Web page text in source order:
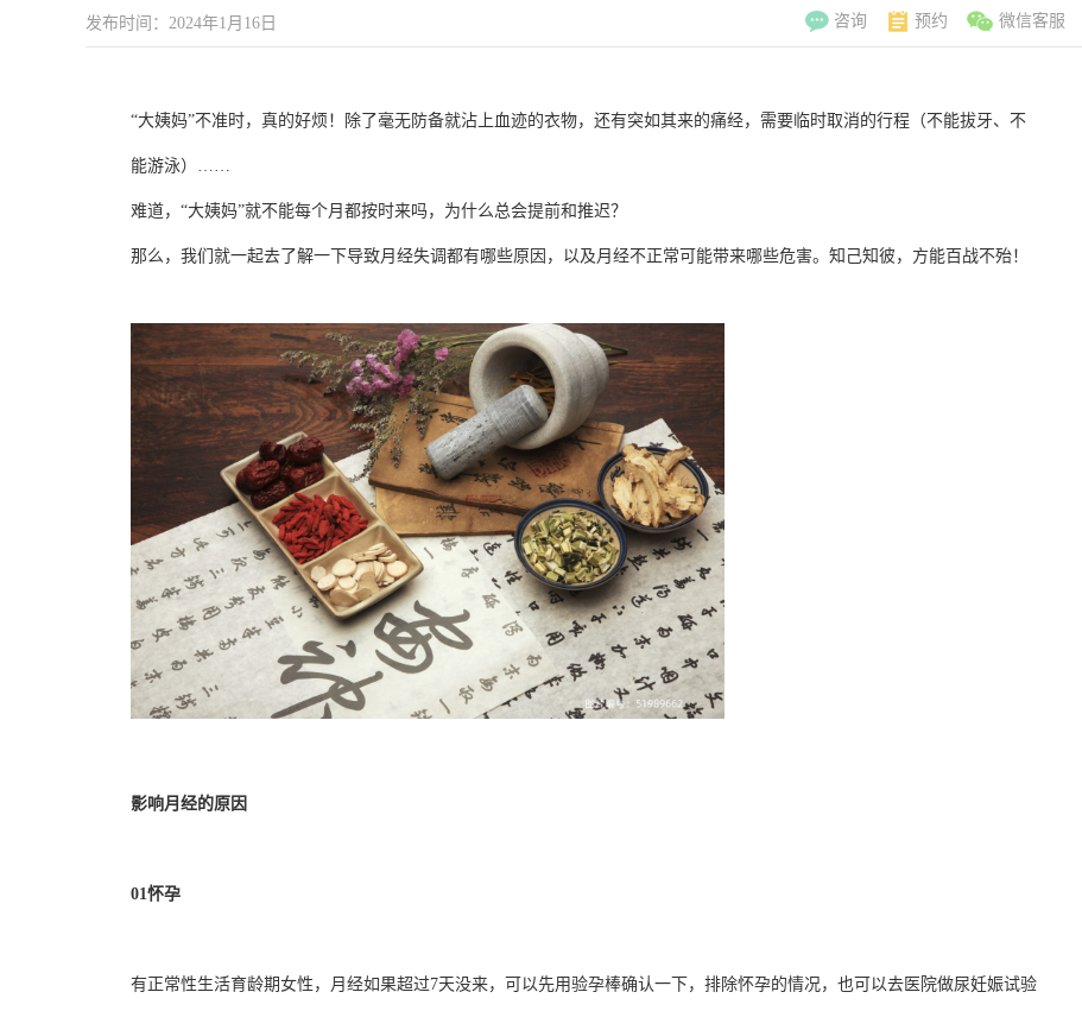
发布时间：2024年1月16日 咨询 预约 微信客服
“大姨妈”不准时，真的好烦！除了毫无防备就沾上血迹的衣物，还有突如其来的痛经，需要临时取消的行程（不能拔牙、不
能游泳）……
难道，“大姨妈”就不能每个月都按时来吗，为什么总会提前和推迟？
那么，我们就一起去了解一下导致月经失调都有哪些原因，以及月经不正常可能带来哪些危害。知己知彼，方能百战不殆！
影响月经的原因
01怀孕
有正常性生活育龄期女性，月经如果超过7天没来，可以先用验孕棒确认一下，排除怀孕的情况，也可以去医院做尿妊娠试验